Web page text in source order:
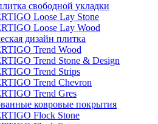
свободной укладки
Loose Lay Stone
Loose Lay Wood
дизайн плитка
Trend Wood
Trend Stone & Design
Trend Strips
Trend Chevron
Trend Gres
ковровые покрытия
Flock Stone